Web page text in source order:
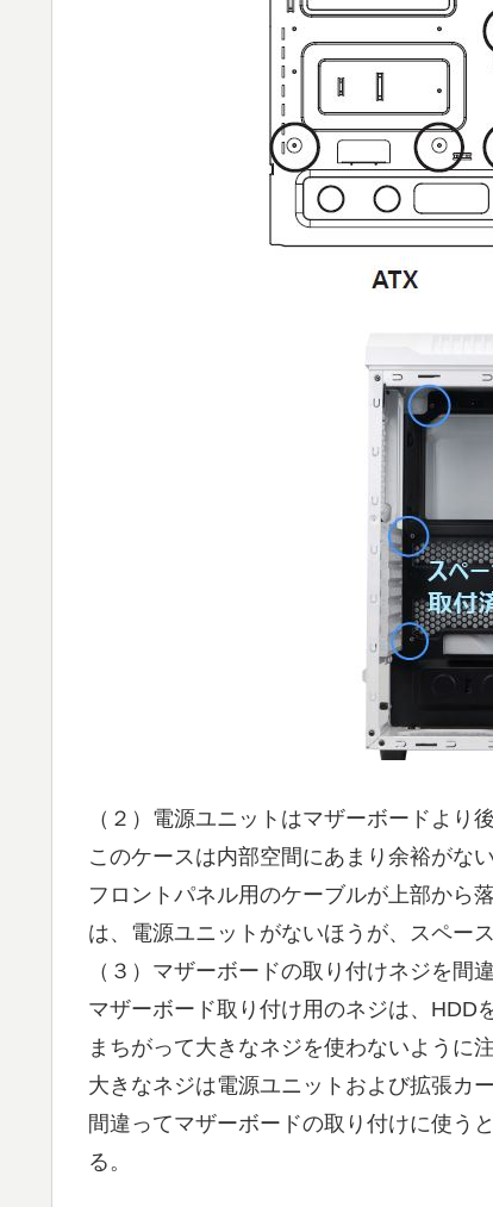
（２）電源ユニットはマザーボードより
このケースは内部空間にあまり余裕がない
フロントパネル用のケーブルが上部から
は、電源ユニットがないほうが、スペー
（３）マザーボードの取り付けネジを間
マザーボード取り付け用のネジは、HDD
まちがって大きなネジを使わないように注
大きなネジは電源ユニットおよび拡張カ
間違ってマザーボードの取り付けに使う
る。